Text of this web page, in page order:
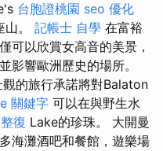
台胞證桃園 seo 優化
。 記帳士 自學 在富裕
可以欣賞女高音的美景，
影響歐洲歷史的場所。
的旅行承諾將對Balaton
關鍵字 可以在與野生水
復 Lake的珍珠。 大開曼
海灘酒吧和餐館，遊樂場